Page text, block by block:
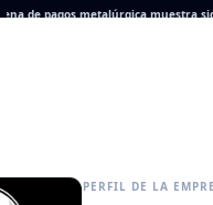
pagos metalúrgica muestra signos
PERFIL DE LA